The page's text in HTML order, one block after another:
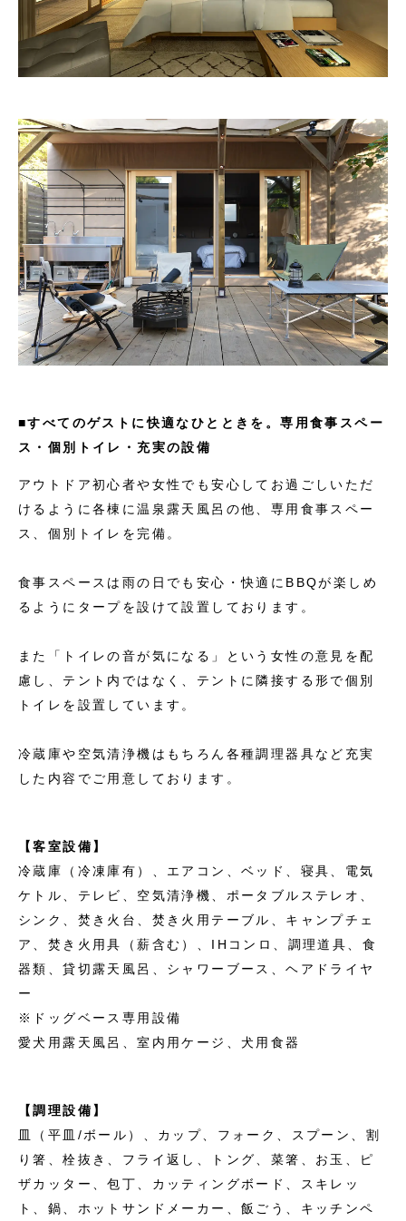
■すべてのゲストに快適なひとときを。専用食事スペー
ス・個別トイレ・充実の設備
アウトドア初心者や女性でも安心してお過ごしいただ
けるように各棟に温泉露天風呂の他、専用食事スペー
ス、個別トイレを完備。
食事スペースは雨の日でも安心・快適にBBQが楽しめ
るようにタープを設けて設置しております。
また「トイレの音が気になる」という女性の意見を配
慮し、テント内ではなく、テントに隣接する形で個別
トイレを設置しています。
冷蔵庫や空気清浄機はもちろん各種調理器具など充実
した内容でご用意しております。
【客室設備】
冷蔵庫（冷凍庫有）、エアコン、ベッド、寝具、電気
ケトル、テレビ、空気清浄機、ポータブルステレオ、
シンク、焚き火台、焚き火用テーブル、キャンプチェ
ア、焚き火用具（薪含む）、IHコンロ、調理道具、食
器類、貸切露天風呂、シャワーブース、ヘアドライヤ
ー
※ドッグベース専用設備
愛犬用露天風呂、室内用ケージ、犬用食器
【調理設備】
皿（平皿/ボール）、カップ、フォーク、スプーン、割
り箸、栓抜き、フライ返し、トング、菜箸、お玉、ピ
ザカッター、包丁、カッティングボード、スキレッ
ト、鍋、ホットサンドメーカー、飯ごう、キッチンペ